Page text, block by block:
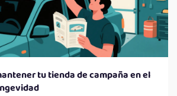
tu tienda de campaña en el